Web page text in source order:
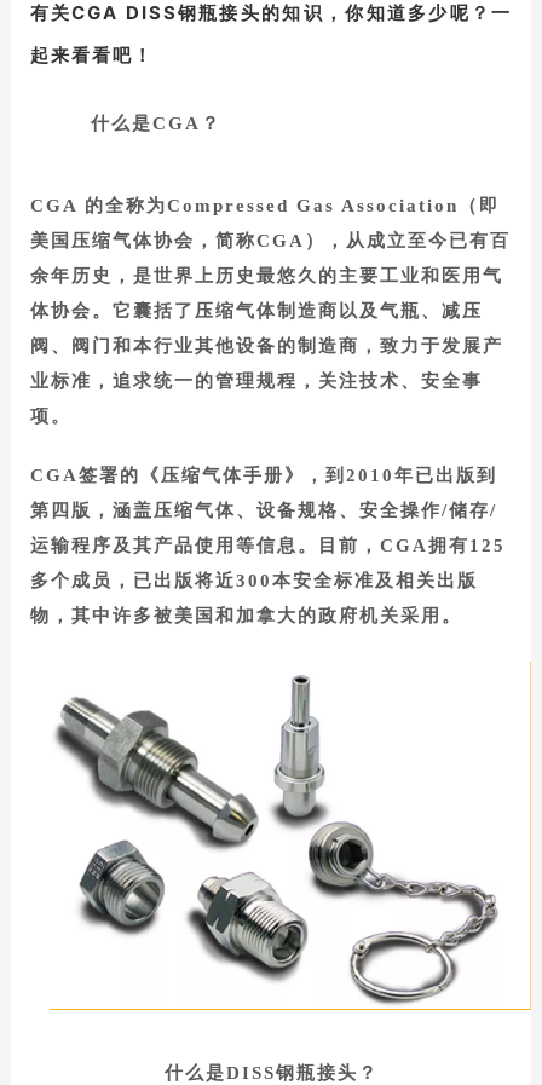
有关CGA DISS钢瓶接头的知识，你知道多少呢？一
起来看看吧！
什么是CGA？
CGA 的全称为Compressed Gas Association（即
美国压缩气体协会，简称CGA），从成立至今已有百
余年历史，是世界上历史最悠久的主要工业和医用气
体协会。它囊括了压缩气体制造商以及气瓶、减压
阀、阀门和本行业其他设备的制造商，致力于发展产
业标准，追求统一的管理规程，关注技术、安全事
项。
CGA签署的《压缩气体手册》，到2010年已出版到
第四版，涵盖压缩气体、设备规格、安全操作/储存/
运输程序及其产品使用等信息。目前，CGA拥有125
多个成员，已出版将近300本安全标准及相关出版
物，其中许多被美国和加拿大的政府机关采用。
什么是DISS钢瓶接头？